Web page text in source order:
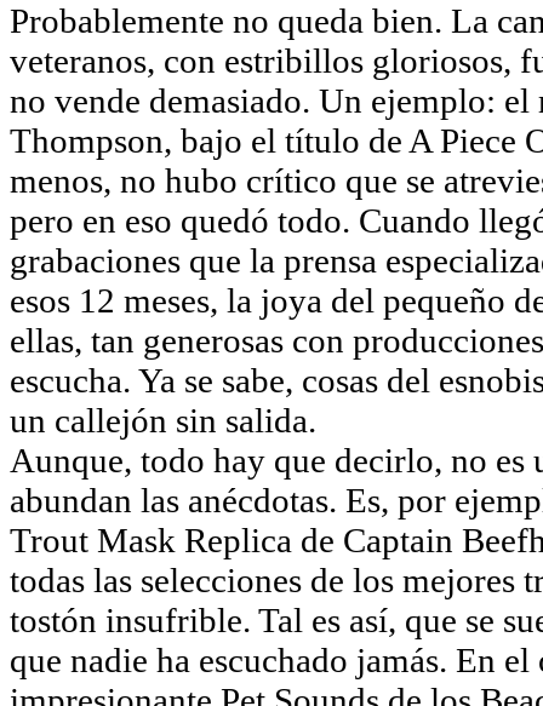
Probablemente no queda bien. La
veteranos, con estribillos gloriosos,
no vende demasiado. Un ejemplo:
Thompson, bajo el título de A Piece
menos, no hubo crítico que se
pero en eso quedó todo. Cuando
grabaciones que la prensa
esos 12 meses, la joya del pequeño
ellas, tan generosas con
escucha. Ya se sabe, cosas del
un callejón sin salida.
Aunque, todo hay que decirlo, no
abundan las anécdotas. Es, por
Trout Mask Replica de Captain
todas las selecciones de los
tostón insufrible. Tal es así, que se
que nadie ha escuchado jamás. En